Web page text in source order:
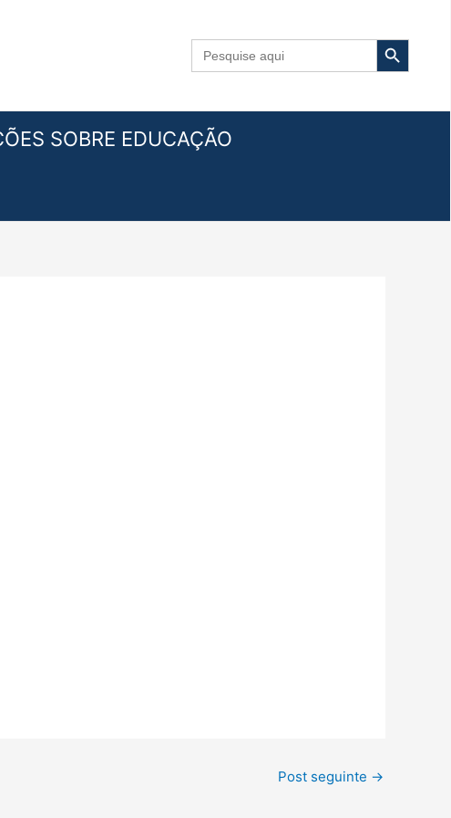
Search
for:
Search Button
SOBRE EDUCAÇÃO
Post seguinte →